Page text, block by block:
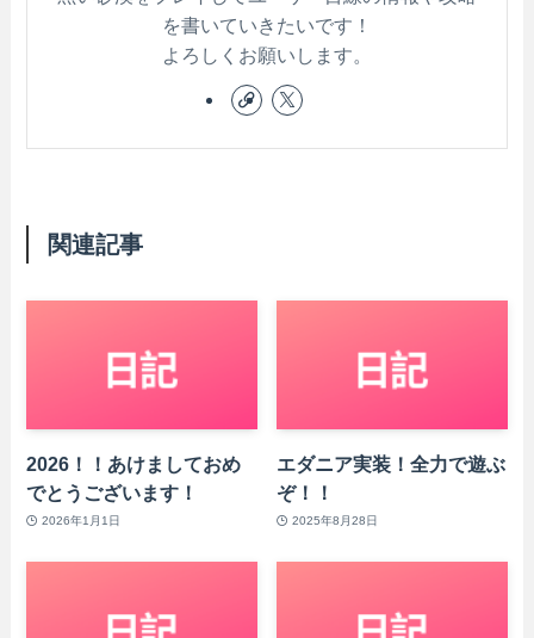
を書いていきたいです！
よろしくお願いします。
関連記事
2026！！あけましておめ
でとうございます！
2026年1月1日
エダニア実装！全力で遊ぶ
ぞ！！
2025年8月28日